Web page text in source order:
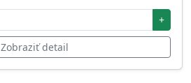
+
Zobraziť detail